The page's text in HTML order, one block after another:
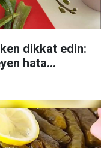
dikkat edin:
hata...